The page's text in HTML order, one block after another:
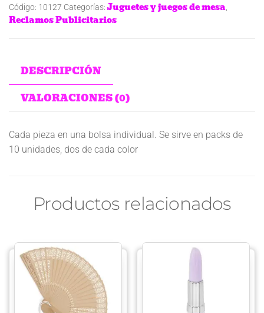
Código: 10127 Categorías: Juguetes y juegos de mesa
Reclamos Publicitarios
DESCRIPCIÓN
VALORACIONES (0)
Cada pieza en una bolsa individual. Se sirve en packs de
10 unidades, dos de cada color
Productos relacionados